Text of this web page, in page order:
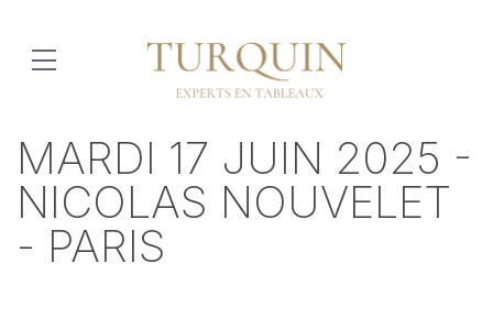
MARDI 17 JUIN 2025 -
NICOLAS NOUVELET
- PARIS